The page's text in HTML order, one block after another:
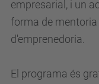
empresarial, i un
forma de
d'emprenedoria.
El programa és